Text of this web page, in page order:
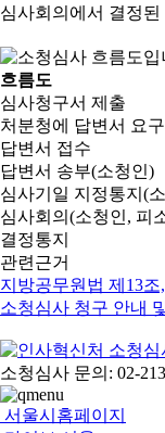
심사회의에서 결정
흐름도
심사청구서 제출
처분청에 답변서 요구
답변서 접수
답변서 송부(소청인)
심사기일 지정통지(
심사회의(소청인, 피
결정통지
관련근거
지방공무원법 제13조
소청심사 청구 안내
소청심사 문의: 02-
서울시홈페이지